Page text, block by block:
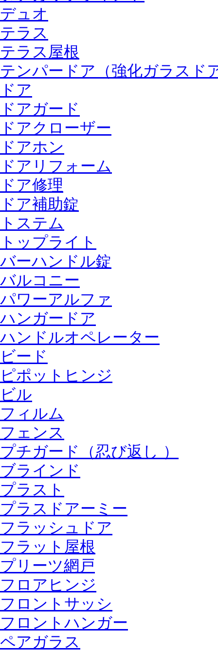
デュオ
テラス
テラス屋根
テンパードア（強化ガラスド
ドア
ドアガード
ドアクローザー
ドアホン
ドアリフォーム
ドア修理
ドア補助錠
トステム
トップライト
バーハンドル錠
バルコニー
パワーアルファ
ハンガードア
ハンドルオペレーター
ビード
ピポットヒンジ
ビル
フィルム
フェンス
プチガード（忍び返し ）
ブラインド
プラスト
プラスドアーミー
フラッシュドア
フラット屋根
プリーツ網戸
フロアヒンジ
フロントサッシ
フロントハンガー
ペアガラス